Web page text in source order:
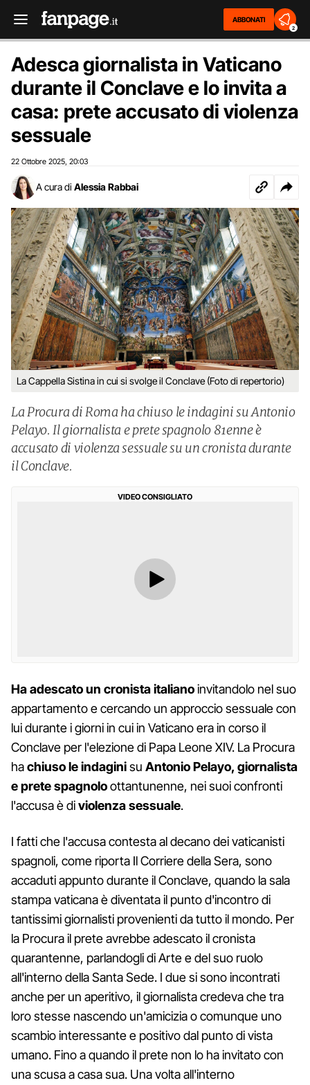
ABBONATI
2
Adesca giornalista in Vaticano
durante il Conclave e lo invita a
casa: prete accusato di violenza
sessuale
22 Ottobre 2025 20:03
A cura di Alessia Rabbai
La Cappella Sistina in cui si svolge il Conclave (Foto di repertorio)
La Procura di Roma ha chiuso le indagini su Antonio
Pelayo. Il giornalista e prete spagnolo 81enne è
accusato di violenza sessuale su un cronista durante
il Conclave.
VIDEO CONSIGLIATO
Ha adescato un cronista italianoinvitandolo nel suo
appartamento e cercando un approccio sessuale con
lui durante i giorni in cui in Vaticano era in corso il
Conclave per l'elezione di Papa Leone XIV. La Procura
hachiuso le indaginisu Antonio Pelayo, giornalista
e prete spagnoloottantunenne, nei suoi confronti
l'accusa è diviolenza sessuale.
I fatti che l'accusa contesta al decano dei vaticanisti
spagnoli, come riporta Il Corriere della Sera, sono
accaduti appunto durante il Conclave, quando la sala
stampa vaticana è diventata il punto d'incontro di
tantissimi giornalisti provenienti da tutto il mondo. Per
la Procura il prete avrebbe adescato il cronista
quarantenne, parlandogli di Arte e del suo ruolo
all'interno della Santa Sede. I due si sono incontrati
anche per un aperitivo, il giornalista credeva che tra
loro stesse nascendo un'amicizia o comunque uno
scambio interessante e positivo dal punto di vista
umano. Fino a quando il prete non lo ha invitato con
una scusa a casa sua. Una volta all'interno